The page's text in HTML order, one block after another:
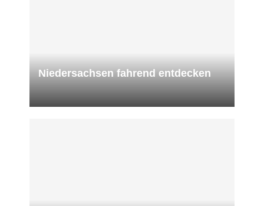
Niedersachsen fahrend entdecken